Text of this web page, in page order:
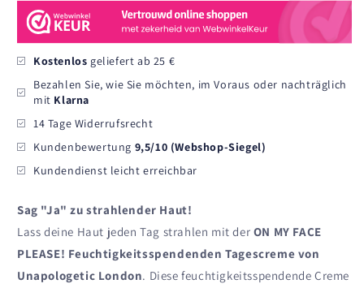
Face
Please!
Feuchtigkeitsspendende
Tagescreme
-
50
Face
Please!
Feuchtigkeitsspendende
Kostenlos geliefert ab 25 €
Bezahlen Sie, wie Sie möchten, im Voraus oder nachträglich
mit Klarna
14 Tage Widerrufsrecht
Kundenbewertung 9,5/10 (Webshop-Siegel)
Kundendienst leicht erreichbar
Sag "Ja" zu strahlender Haut!
Lass deine Haut jeden Tag strahlen mit der ON MY FACE
PLEASE! Feuchtigkeitsspendenden Tagescreme von
Unapologetic London. Diese feuchtigkeitsspendende Creme